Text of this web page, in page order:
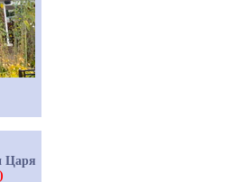
Царя